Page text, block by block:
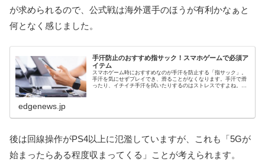
が求められるので、公式戦は海外選手のほうが有利かなぁと
何となく感じました。
手汗防止のおすすめ指サック！スマホゲームで必須ア
イテム
スマホゲーム時におすすめなのが手汗を防止する「指サック」。
手汗を気にせずプレイでき、滑ることがなくなります。手汗で滑
ったり、イチイチ手汗を拭いたりするのはストレスですよね。指
edgenews.jp
後は回線操作がPS4以上に氾濫していますが、これも「5Gが
始まったらある程度収まってくる」ことが考えられます。